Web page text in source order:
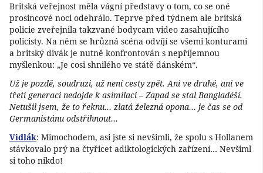
Britská veřejnost měla vágní představy o tom, co se oné
prosincové noci odehrálo. Teprve před týdnem ale britská
policie zveřejnila takzvané bodycam video zasahujícího
policisty. Na něm se hrůzná scéna odvíjí se všemi konturami
a britský divák je nutně konfrontován s nepříjemnou
myšlenkou: „Je cosi shnilého ve státě dánském“.
Už je pozdě, soudruzi, už není cesty zpět. Ani ve druhé, ani ve
třetí generaci nedojde k asimilaci – Zapad se stal Bangladéší.
Netušil jsem, že to řeknu… zlatá železná opona… je čas se od
Germanistánu odstřihnout…
Vidlák: Mimochodem, asi jste si nevšimli, že spolu s Hollanem
stávkovalo prý na čtyřicet adiktologických zařízení… Nevšiml
si toho nikdo!